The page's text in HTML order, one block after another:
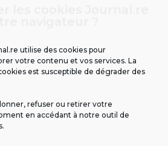
utilise des cookies pour
votre contenu et vos services. La
est susceptible de dégrader des
refuser ou retirer votre
en accédant à notre outil de